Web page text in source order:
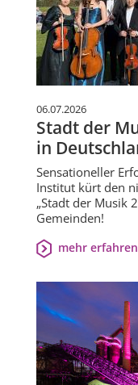
06.07.2026
Stadt der
in
Sensationeller
Institut kürt den
„Stadt der Musik
Gemeinden!
mehr erfahren